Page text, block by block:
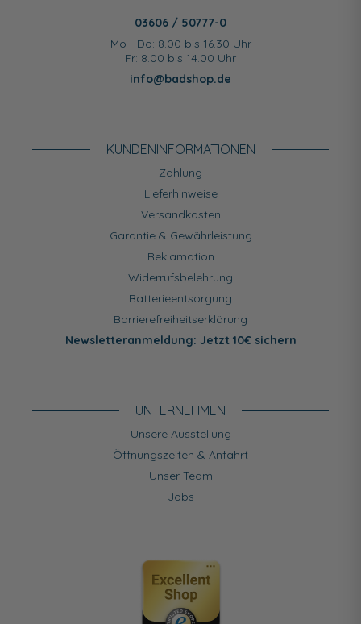
03606 / 50777-0
Mo - Do: 8.00 bis 16.30 Uhr
Fr: 8.00 bis 14.00 Uhr
info@badshop.de
KUNDEN­INFORMATIONEN
Zahlung
Lieferhinweise
Versandkosten
Garantie & Gewährleistung
Reklamation
Widerrufsbelehrung
Batterieentsorgung
Barrierefreiheitserklärung
Newsletteranmeldung: Jetzt 10€ sichern
UNTERNEHMEN
Unsere Ausstellung
Öffnungszeiten & Anfahrt
Unser Team
Jobs